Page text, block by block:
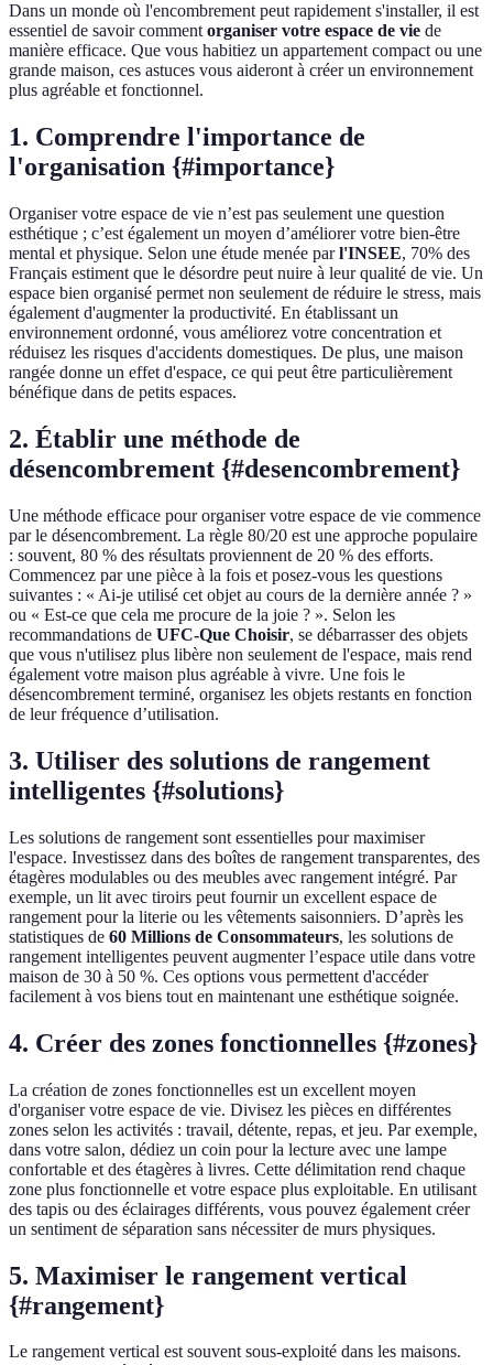
Dans un monde où l'encombrement peut rapidement s'installer, il est
essentiel de savoir commentorganiser votre espace de vie de
manière efficace. Que vous habitiez un appartement compact ou une
grande maison, ces astuces vous aideront à créer un environnement
plus agréable et fonctionnel.
1. Comprendre l'importance de
l'organisation {#importance}
Organiser votre espace de vie n’est pas seulement une question
esthétique ; c’est également un moyen d’améliorer votre bien-être
mental et physique. Selon une étude menée parl'INSEE, 70% des
Français estiment que le désordre peut nuire à leur qualité de vie. Un
espace bien organisé permet non seulement de réduire le stress, mais
également d'augmenter la productivité. En établissant un
environnement ordonné, vous améliorez votre concentration et
réduisez les risques d'accidents domestiques. De plus, une maison
rangée donne un effet d'espace, ce qui peut être particulièrement
bénéfique dans de petits espaces.
2. Établir une méthode de
désencombrement {#desencombrement}
Une méthode efficace pour organiser votre espace de vie commence
par le désencombrement. La règle 80/20 est une approche populaire
: souvent, 80 % des résultats proviennent de 20 % des efforts.
Commencez par une pièce à la fois et posez-vous les questions
suivantes : « Ai-je utilisé cet objet au cours de la dernière année ? »
ou « Est-ce que cela me procure de la joie ? ». Selon les
recommandations de UFC-Que Choisir, se débarrasser des objets
que vous n'utilisez plus libère non seulement de l'espace, mais rend
également votre maison plus agréable à vivre. Une fois le
désencombrement terminé, organisez les objets restants en fonction
de leur fréquence d’utilisation.
3. Utiliser des solutions de rangement
intelligentes {#solutions}
Les solutions de rangement sont essentielles pour maximiser
l'espace. Investissez dans des boîtes de rangement transparentes, des
étagères modulables ou des meubles avec rangement intégré. Par
exemple, un lit avec tiroirs peut fournir un excellent espace de
rangement pour la literie ou les vêtements saisonniers. D’après les
statistiques de 60 Millions de Consommateurs, les solutions de
rangement intelligentes peuvent augmenter l’espace utile dans votre
maison de 30 à 50 %. Ces options vous permettent d'accéder
facilement à vos biens tout en maintenant une esthétique soignée.
4. Créer des zones fonctionnelles {#zones}
La création de zones fonctionnelles est un excellent moyen
d'organiser votre espace de vie. Divisez les pièces en différentes
zones selon les activités : travail, détente, repas, et jeu. Par exemple,
dans votre salon, dédiez un coin pour la lecture avec une lampe
confortable et des étagères à livres. Cette délimitation rend chaque
zone plus fonctionnelle et votre espace plus exploitable. En utilisant
des tapis ou des éclairages différents, vous pouvez également créer
un sentiment de séparation sans nécessiter de murs physiques.
5. Maximiser le rangement vertical
{#rangement}
Le rangement vertical est souvent sous-exploité dans les maisons.